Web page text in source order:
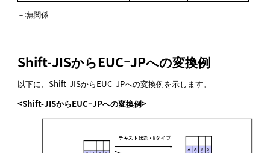
－ :無関係
Shift-JISからEUCｰJPへの変換例
以下に、Shift-JISからEUC-JPへの変換例を示します。
<Shift-JISからEUCｰJPへの変換例>